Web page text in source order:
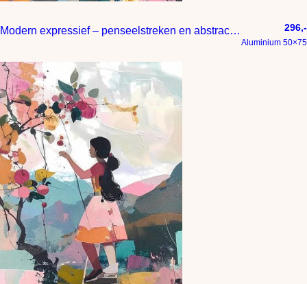
Modern expressief – penseelstreken en abstracte kleurige vlakken 296,-
Aluminium 50×75